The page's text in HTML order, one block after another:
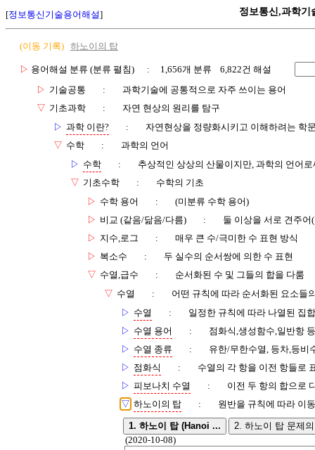
[정보통신기술용어해설] 정보통신,과학기
(이동 기록) 하노이의 탑
▷ 용어해설 분류 (분류 펼침)
: 1,656개 분류 6,822건 해설
▷ 기술공통 :
과학기술에 공통적으로 자주 쓰이는 용어
▽ 기초과학 :
자연 현상의 원리를 탐구
▷ 과학 이란? :
자연현상을 정량화시키고 이해하려는 학
▽ 수학 :
과학의 언어
▷ 수학 :
추상적인 상상의 산물이지만, 과학의 언어
▽ 기초수학 :
수학의 기초
▷ 수학 용어 :
(미분류 수학 용어)
▷ 비교 (같음/닮음/다름) :
둘 이상을 서로 견주
▷ 지수,로그 :
매우 큰 수/극미한 수 표현 방식
▷ 복소수 :
두 실수의 순서쌍에 의한 수 표현
▽ 수열,급수 :
순서화된 수 및 그들의 합을 다룸
▽ 수열 :
어떤 규칙에 따라 순서화된 요소들
▷ 수열 :
일정한 규칙에 따라 나열된 집
▷ 수열 용어 :
점화식,생성함수,일반항 등
▷ 수열 종류 :
유한/무한수열, 등차,등비
▷ 점화식 :
수열의 각 항을 이전 항들로
▷ 피보나치 수열 :
이전 두 항의 합으로
▽ 하노이의 탑 : 원반을 규칙에 따라 이
1. 하노이 탑 (Hanoi ...
2. 하노이 탑 문제
(2020-10-08)